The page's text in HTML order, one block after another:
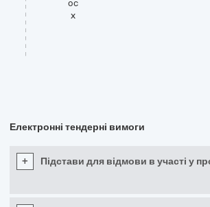
oc
x
Електронні тендерні вимоги
+ Підстави для відмови в участі у